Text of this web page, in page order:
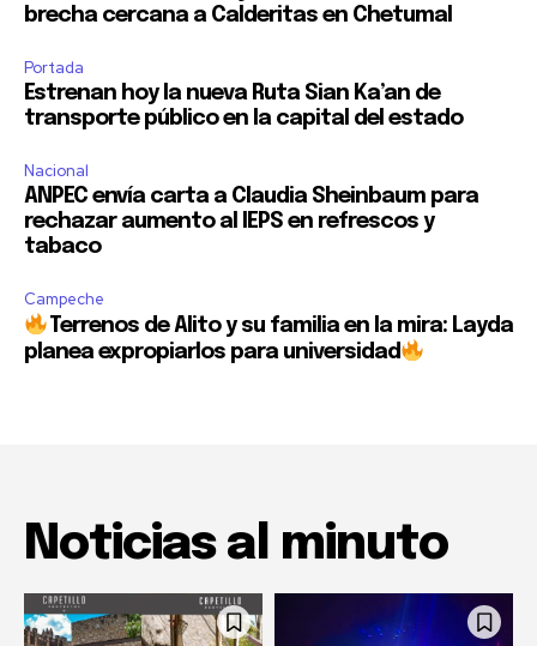
brecha cercana a Calderitas en Chetumal
Portada
Estrenan hoy la nueva Ruta Sian Ka’an de
transporte público en la capital del estado
Nacional
ANPEC envía carta a Claudia Sheinbaum para
rechazar aumento al IEPS en refrescos y
tabaco
Campeche
Terrenos de Alito y su familia en la mira: Layda
planea expropiarlos para universidad
Noticias al minuto